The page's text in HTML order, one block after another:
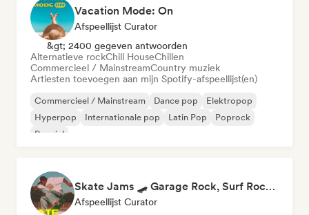
Vacation Mode: On
Afspeellijst Curator
&gt; 2400 gegeven antwoorden
Alternatieve rockChill HouseChillen
Commercieel / MainstreamCountry muziek
Artiesten toevoegen aan mijn Spotify-afspeellijst(en)
Commercieel / Mainstream Dance pop
Elektropop
Hyperpop
Internationale pop Latin Pop
Poprock
Popziel
Skate Jams 🛹 Garage Rock, Surf Rock & Neo-Psych
Afspeellijst Curator